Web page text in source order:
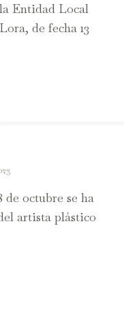
Entidad Local
de fecha 13
de octubre se ha
artista plástico